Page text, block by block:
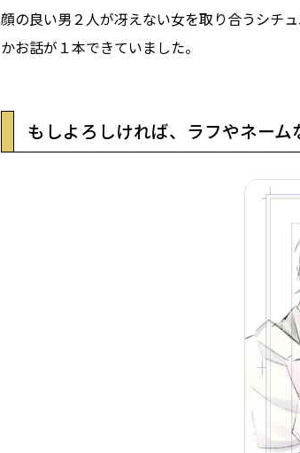
顔の良い男２人が冴えない女を取り合うシチ
かお話が１本できていました。
もしよろしければ、ラフやネー